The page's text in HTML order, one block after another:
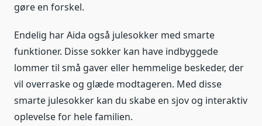
gøre en forskel.
Endelig har Aida også julesokker med smarte
funktioner. Disse sokker kan have indbyggede
lommer til små gaver eller hemmelige beskeder, der
vil overraske og glæde modtageren. Med disse
smarte julesokker kan du skabe en sjov og interaktiv
oplevelse for hele familien.